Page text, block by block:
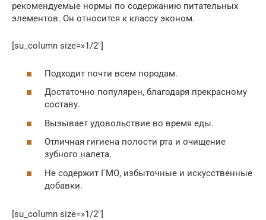
рекомендуемые нормы по содержанию питательных
элементов. Он относится к классу эконом.
[su_column size=»1/2″]
Подходит почти всем породам.
Достаточно популярен, благодаря прекрасному
составу.
Вызывает удовольствие во время еды.
Отличная гигиена полости рта и очищение
зубного налета.
Не содержит ГМО, избыточные и искусственные
добавки.
[su_column size=»1/2″]